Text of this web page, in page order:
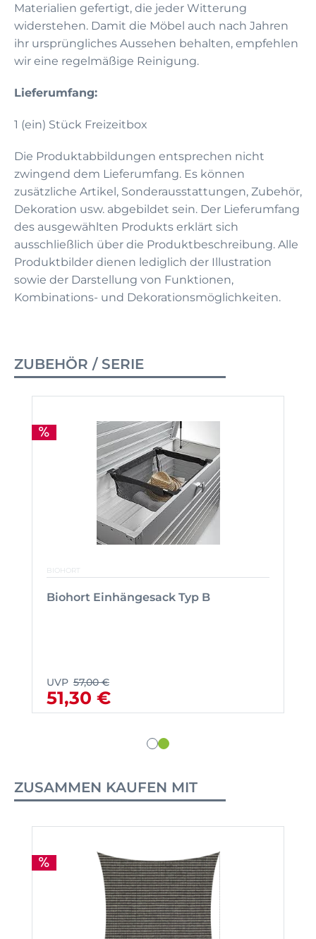
Materialien gefertigt, die jeder Witterung
widerstehen. Damit die Möbel auch nach Jahren
ihr ursprüngliches Aussehen behalten, empfehlen
wir eine regelmäßige Reinigung.
Lieferumfang:
1 (ein) Stück Freizeitbox
Die Produktabbildungen entsprechen nicht
zwingend dem Lieferumfang. Es können
zusätzliche Artikel, Sonderausstattungen, Zubehör,
Dekoration usw. abgebildet sein. Der Lieferumfang
des ausgewählten Produkts erklärt sich
ausschließlich über die Produktbeschreibung. Alle
Produktbilder dienen lediglich der Illustration
sowie der Darstellung von Funktionen,
Kombinations- und Dekorationsmöglichkeiten.
ZUBEHÖR / SERIE
BIOHORT
Biohort Einhängesack Typ B
UVP 57,00 €
51,30 €
ZUSAMMEN KAUFEN MIT